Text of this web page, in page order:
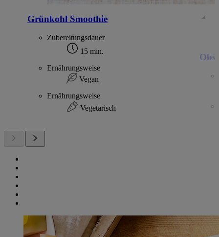
Grünkohl Smoothie
Zubereitungsdauer
15 min.
Ernährungsweise
Vegan
Ernährungsweise
Vegetarisch